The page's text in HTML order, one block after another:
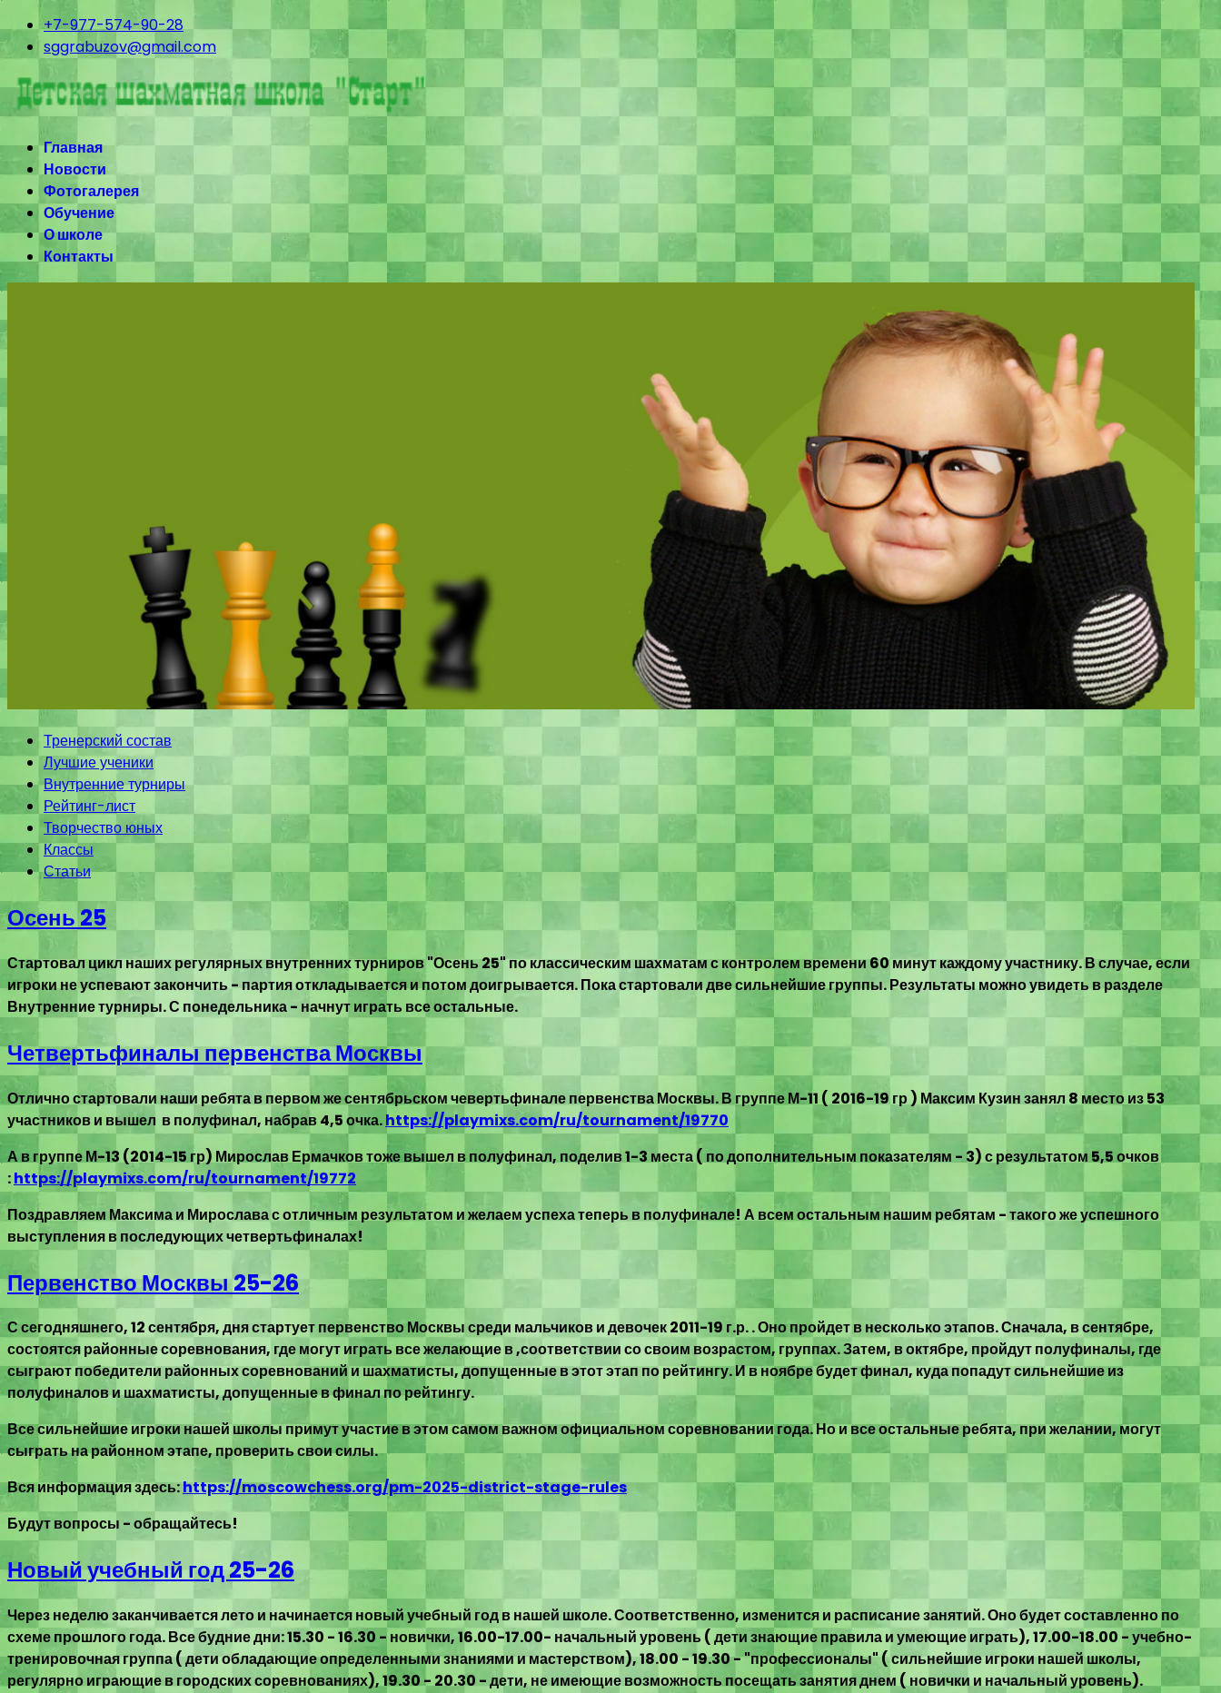
+7-977-574-90-28
sggrabuzov@gmail.com
Главная
Новости
Фотогалерея
Обучение
О школе
Контакты
Тренерский состав
Лучшие ученики
Внутренние турниры
Рейтинг-лист
Творчество юных
Классы
Статьи
Осень 25
Стартовал цикл наших регулярных внутренних турниров "Осень 25" по классическим шахматам с контролем времени 60 минут каждому участнику. В случае, если
игроки не успевают закончить - партия откладывается и потом доигрывается. Пока стартовали две сильнейшие группы. Результаты можно увидеть в разделе
Внутренние турниры. С понедельника - начнут играть все остальные.
Четвертьфиналы первенства Москвы
Отлично стартовали наши ребята в первом же сентябрьском чевертьфинале первенства Москвы. В группе М-11 ( 2016-19 гр ) Максим Кузин занял 8 место из 53
участников и вышел в полуфинал, набрав 4,5 очка.https://playmixs.com/ru/tournament/19770
А в группе М-13 (2014-15 гр) Мирослав Ермачков тоже вышел в полуфинал, поделив 1-3 места ( по дополнительным показателям - 3) с результатом 5,5 очков
:https://playmixs.com/ru/tournament/19772
Поздравляем Максима и Мирослава с отличным результатом и желаем успеха теперь в полуфинале! А всем остальным нашим ребятам - такого же успешного
выступления в последующих четвертьфиналах!
Первенство Москвы 25-26
С сегодняшнего, 12 сентября, дня стартует первенство Москвы среди мальчиков и девочек 2011-19 г.р. . Оно пройдет в несколько этапов. Сначала, в сентябре,
состоятся районные соревнования, где могут играть все желающие в ,соответствии со своим возрастом, группах. Затем, в октябре, пройдут полуфиналы, где
сыграют победители районных соревнований и шахматисты, допущенные в этот этап по рейтингу. И в ноябре будет финал, куда попадут сильнейшие из
полуфиналов и шахматисты, допущенные в финал по рейтингу.
Все сильнейшие игроки нашей школы примут участие в этом самом важном официальном соревновании года. Но и все остальные ребята, при желании, могут
сыграть на районном этапе, проверить свои силы.
Вся информация здесь:https://moscowchess.org/pm-2025-district-stage-rules
Будут вопросы - обращайтесь!
Новый учебный год 25-26
Через неделю заканчивается лето и начинается новый учебный год в нашей школе. Соответственно, изменится и расписание занятий. Оно будет составленно по
схеме прошлого года. Все будние дни: 15.30 - 16.30 - новички, 16.00-17.00- начальный уровень ( дети знающие правила и умеющие играть), 17.00-18.00 - учебно-
тренировочная группа ( дети обладающие определенными знаниями и мастерством), 18.00 - 19.30 - "профессионалы" ( сильнейшие игроки нашей школы,
регулярно играющие в городских соревнованиях), 19.30 - 20.30 - дети, не имеющие возможность посещать занятия днем ( новички и начальный уровень).